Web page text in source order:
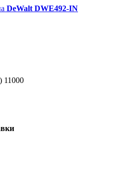
DeWalt DWE492-IN
11000